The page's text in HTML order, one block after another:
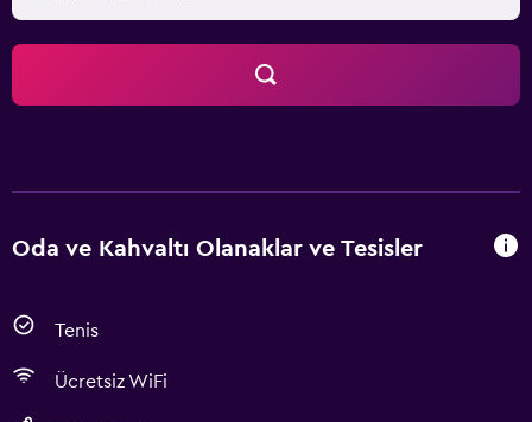
Oda ve Kahvaltı Olanaklar ve Tesisler
Tenis
Ücretsiz WiFi